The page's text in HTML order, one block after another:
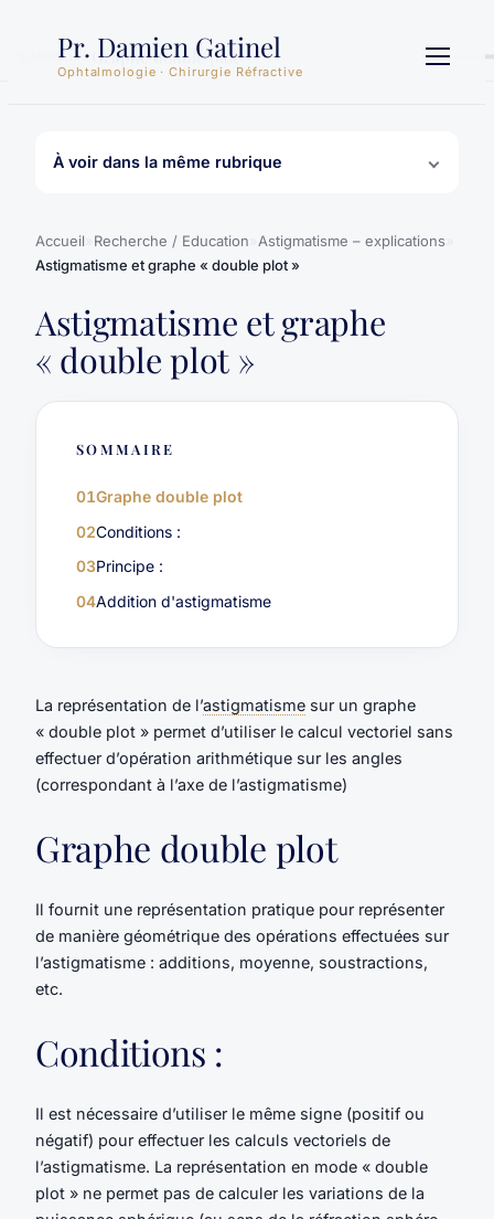
contenu
Pr. Damien Gatinel
Ophtalmologie · Chirurgie Réfractive
Accueil Recherche / Education Astigmatisme – explications
Astigmatisme et graphe « double plot »
Astigmatisme et graphe
« double plot »
SOMMAIRE
01Graphe double plot
02Conditions :
03Principe :
04Addition d'astigmatisme
La représentation de l’astigmatisme sur un graphe
« double plot » permet d’utiliser le calcul vectoriel sans
effectuer d’opération arithmétique sur les angles
(correspondant à l’axe de l’astigmatisme)
Graphe double plot
Il fournit une représentation pratique pour représenter
de manière géométrique des opérations effectuées sur
l’astigmatisme : additions, moyenne, soustractions,
etc.
Conditions :
Il est nécessaire d’utiliser le même signe (positif ou
négatif) pour effectuer les calculs vectoriels de
l’astigmatisme. La représentation en mode « double
plot » ne permet pas de calculer les variations de la
À voir dans la même rubrique
SOMMAIRE Graphe double plot